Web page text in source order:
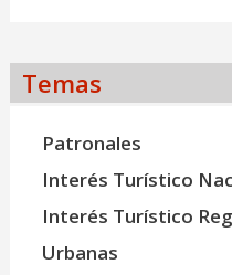
Temas
Patronales
Interés Turístico
Interés Turístico
Urbanas